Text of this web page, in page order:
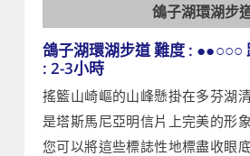
鴿子湖環湖步
鴿子湖環湖步道 難度 : ●●○○○
: 2-3小時
搖籃山崎嶇的山峰懸掛在多芬湖
是塔斯馬尼亞明信片上完美的形
您可以將這些標誌性地標盡收眼